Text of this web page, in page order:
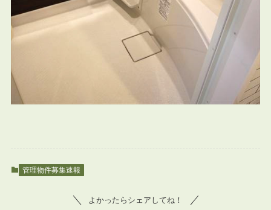
管理物件募集速報
よかったらシェアしてね！